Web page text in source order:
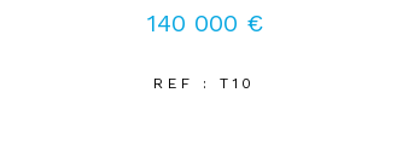
140 000 €
REF : T10